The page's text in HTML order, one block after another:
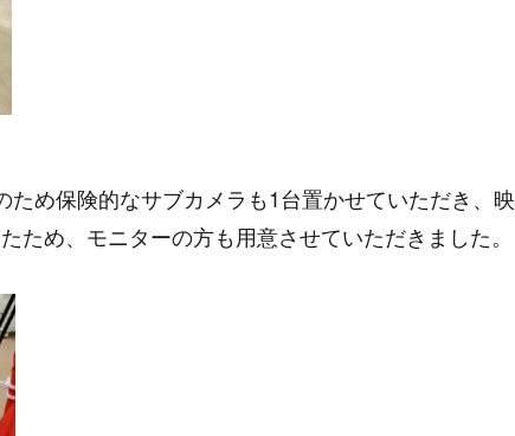
め保険的なサブカメラも1台置かせていただき、映
め、モニターの方も用意させていただきました。